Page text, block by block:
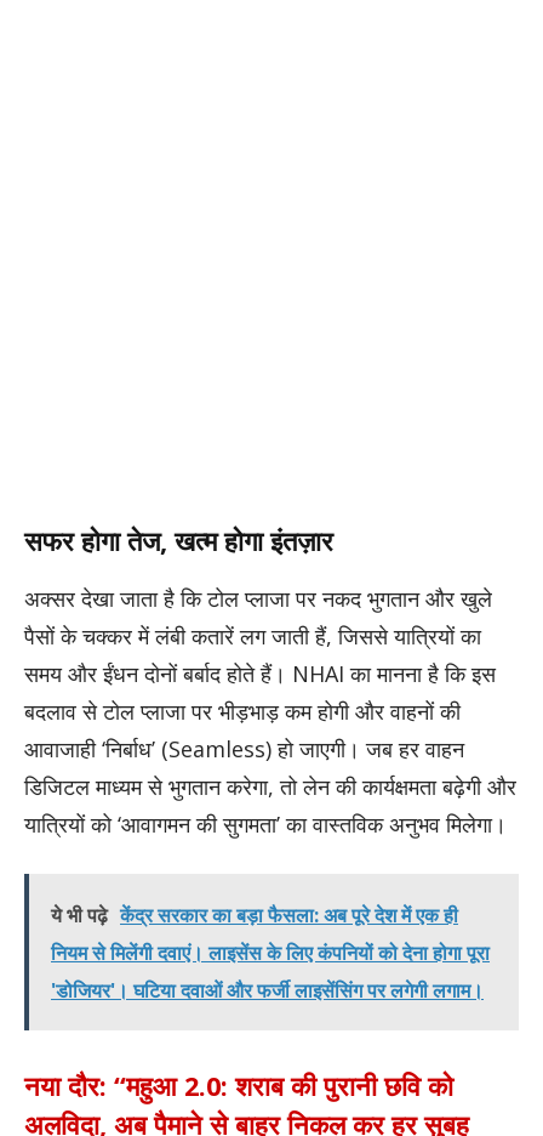
सफर होगा तेज, खत्म होगा इंतज़ार
अक्सर देखा जाता है कि टोल प्लाजा पर नकद भुगतान और खुले
पैसों के चक्कर में लंबी कतारें लग जाती हैं, जिससे यात्रियों का
समय और ईंधन दोनों बर्बाद होते हैं। NHAI का मानना है कि इस
बदलाव से टोल प्लाजा पर भीड़भाड़ कम होगी और वाहनों की
आवाजाही ‘निर्बाध’ (Seamless) हो जाएगी। जब हर वाहन
डिजिटल माध्यम से भुगतान करेगा, तो लेन की कार्यक्षमता बढ़ेगी और
यात्रियों को ‘आवागमन की सुगमता’ का वास्तविक अनुभव मिलेगा।
ये भी पढ़े केंद्र सरकार का बड़ा फैसला: अब पूरे देश में एक ही
नियम से मिलेंगी दवाएं। लाइसेंस के लिए कंपनियों को देना होगा पूरा
'डोजियर'। घटिया दवाओं और फर्जी लाइसेंसिंग पर लगेगी लगाम।
नया दौर: “महुआ 2.0: शराब की पुरानी छवि को
अलविदा, अब पैमाने से बाहर निकल कर हर सुबह